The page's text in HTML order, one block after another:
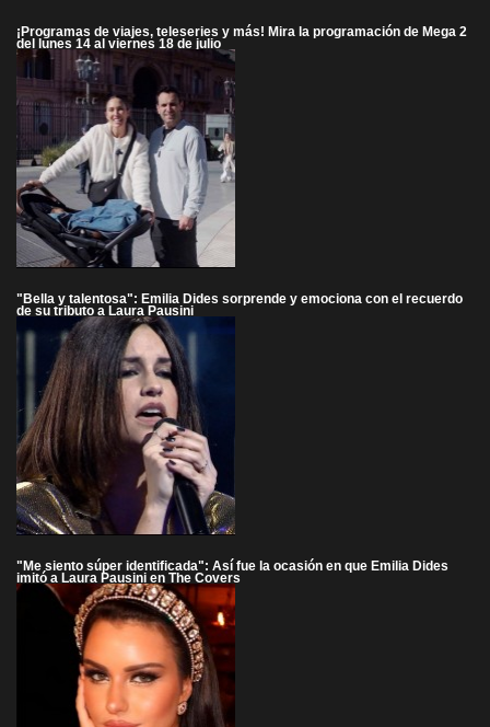
¡Programas de viajes, teleseries y más! Mira la programación de Mega 2
del lunes 14 al viernes 18 de julio
"Bella y talentosa": Emilia Dides sorprende y emociona con el recuerdo
de su tributo a Laura Pausini
"Me siento súper identificada": Así fue la ocasión en que Emilia Dides
imitó a Laura Pausini en The Covers